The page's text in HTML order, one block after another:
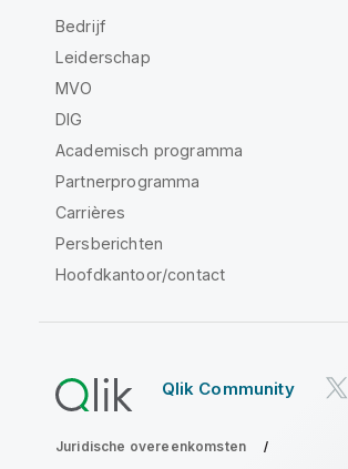
Bedrijf
Leiderschap
MVO
DIG
Academisch programma
Partnerprogramma
Carrières
Persberichten
Hoofdkantoor/contact
Qlik Community
Juridische overeenkomsten